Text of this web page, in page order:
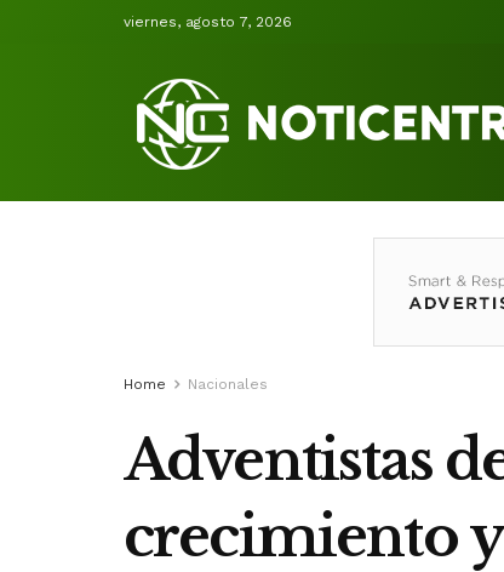
viernes, agosto 7, 2026
Home Nacionales
Adventistas
crecimiento